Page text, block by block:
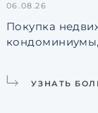
06.08.26
Покупка
кондоминиумы,
УЗНАТЬ